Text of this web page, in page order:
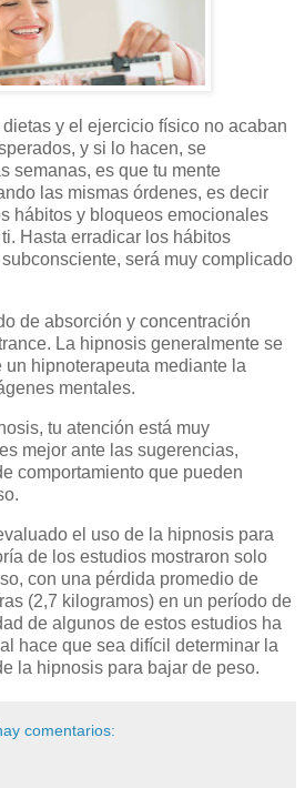
y el ejercicio físico no acaban
y si lo hacen, se
semanas, es que tu mente
las mismas órdenes, es decir
hábitos y bloqueos emocionales
Hasta erradicar los hábitos
será muy complicado
de absorción y concentración
La hipnosis generalmente se
hipnoterapeuta mediante la
mentales.
tu atención está muy
mejor ante las sugerencias,
comportamiento que pueden
el uso de la hipnosis para
de los estudios mostraron solo
con una pérdida promedio de
(2,7 kilogramos) en un período de
de algunos de estos estudios ha
hace que sea difícil determinar la
la hipnosis para bajar de peso.
comentarios: